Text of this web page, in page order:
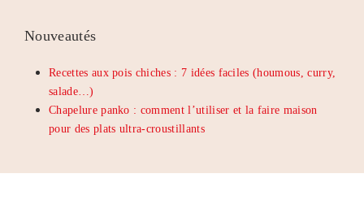
Nouveautés
Recettes aux pois chiches : 7 idées faciles (houmous, curry,
salade…)
Chapelure panko : comment l’utiliser et la faire maison
pour des plats ultra-croustillants